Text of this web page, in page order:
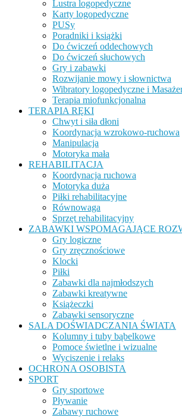
Lustra logopedyczne
Karty logopedyczne
PUSy
Poradniki i książki
Do ćwiczeń oddechowych
Do ćwiczeń słuchowych
Gry i zabawki
Rozwijanie mowy i słownictwa
Wibratory logopedyczne i
Terapia miofunkcjonalna
TERAPIA RĘKI
Chwyt i siła dłoni
Koordynacja wzrokowo-ruchowa
Manipulacja
Motoryka mała
REHABILITACJA
Koordynacja ruchowa
Motoryka duża
Piłki rehabilitacyjne
Równowaga
Sprzęt rehabilitacyjny
ZABAWKI WSPOMAGAJĄCE
Gry logiczne
Gry zręcznościowe
Klocki
Piłki
Zabawki dla najmłodszych
Zabawki kreatywne
Książeczki
Zabawki sensoryczne
SALA DOŚWIADCZANIA ŚWIATA
Kolumny i tuby bąbelkowe
Pomoce świetlne i wizualne
Wyciszenie i relaks
OCHRONA OSOBISTA
SPORT
Gry sportowe
Pływanie
Zabawy ruchowe